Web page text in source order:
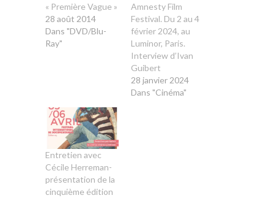
« Première Vague »
28 août 2014
Dans "DVD/Blu-
Ray"
Amnesty Film
Festival. Du 2 au 4
février 2024, au
Luminor, Paris.
Interview d’Ivan
Guibert
28 janvier 2024
Dans "Cinéma"
Entretien avec
Cécile Herreman-
présentation de la
cinquième édition